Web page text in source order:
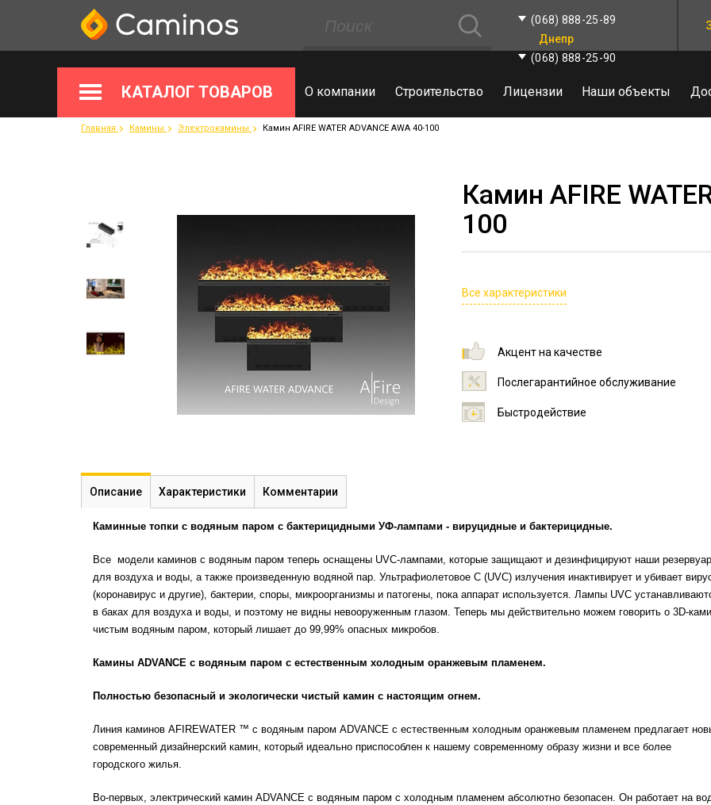
(068) 888-25-89
Днепр
(068) 888-25-90
КАТАЛОГ ТОВАРОВ О компании Строительство Лицензии Наши объекты
Главная Камины Электрокамины Камин AFIRE WATER ADVANCE AWA 40-100
Камин AFIRE
100
Все характеристики
Акцент на качестве
Послегарантийное обслуживание
Быстродействие
Описание Характеристики Комментарии
Каминные топки с водяным паром с бактерицидными УФ-лампами - вируцидные и бактерицидные.
Все модели каминов с водяным паром теперь оснащены UVC-лампами, которые защищают и дезинфицируют наши
для воздуха и воды, а также произведенную водяной пар. Ультрафиолетовое С (UVC) излучения инактивирует и убивает
(коронавирус и другие), бактерии, споры, микроорганизмы и патогены, пока аппарат используется. Лампы UVC
в баках для воздуха и воды, и поэтому не видны невооруженным глазом. Теперь мы действительно можем говорить о 3D-
чистым водяным паром, который лишает до 99,99% опасных микробов.
Камины ADVANCE с водяным паром с естественным холодным оранжевым пламенем.
Полностью безопасный и экологически чистый камин с настоящим огнем.
Линия каминов AFIREWATER ™ с водяным паром ADVANCE с естественным холодным оранжевым пламенем предлагает
современный дизайнерский камин, который идеально приспособлен к нашему современному образу жизни и все более
городского жилья.
Во-первых, электрический камин ADVANCE с водяным паром с холодным пламенем абсолютно безопасен. Он работает на